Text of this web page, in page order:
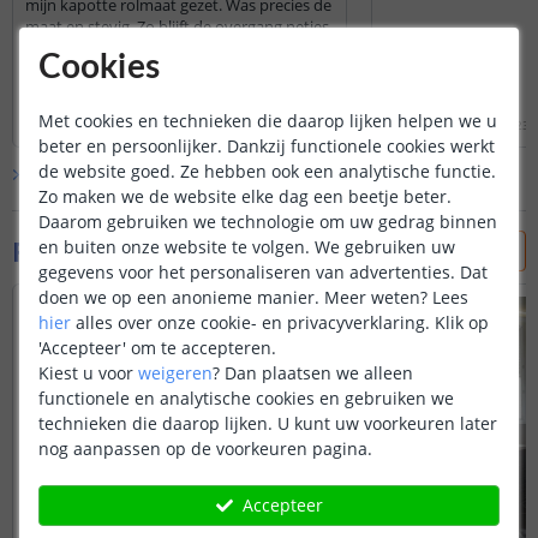
maat en stevig. Zo blijft de overgang netjes
Ron van Cleef|2 juni 2026 Ricardo|1 oktober 2023
Bekijk alle 4 reviews
Foto's van klanten
Cookies
Met cookies en technieken die daarop lijken helpen we u
beter en persoonlijker. Dankzij functionele cookies werkt
de website goed. Ze hebben ook een analytische functie.
Zo maken we de website elke dag een beetje beter.
Daarom gebruiken we technologie om uw gedrag binnen
en buiten onze website te volgen. We gebruiken uw
gegevens voor het personaliseren van advertenties. Dat
doen we op een anonieme manier. Meer weten? Lees
hier alles over onze cookie- en privacyverklaring. Klik op
'Accepteer' om te accepteren.
Kiest u voor weigeren? Dan plaatsen we alleen
functionele en analytische cookies en gebruiken we
technieken die daarop lijken. U kunt uw voorkeuren later
nog aanpassen op de voorkeuren pagina.
Accepteer